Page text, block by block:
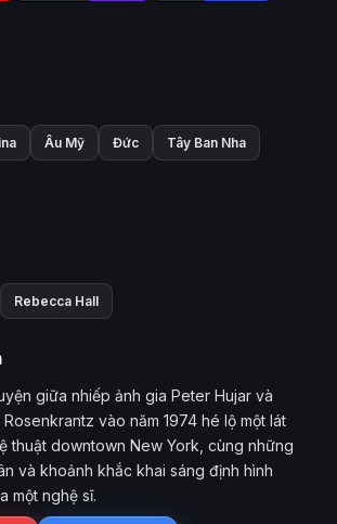
Âu Mỹ Đức Tây Ban Nha
Rebecca Hall
giữa nhiếp ảnh gia Peter Hujar và
vào năm 1974 hé lộ một lát
thuật downtown New York, cùng những
và khoảnh khắc khai sáng định hình
một nghệ sĩ.